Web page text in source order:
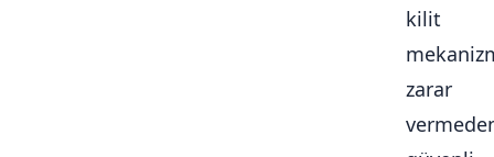
kilit
zarar